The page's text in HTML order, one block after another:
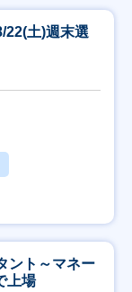
22(土)週末選
ント～マネー
上場